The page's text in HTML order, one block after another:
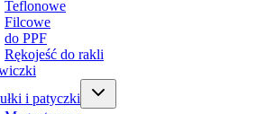
Teflonowe
Filcowe
do PPF
Rękojeść do rakli
i patyczki